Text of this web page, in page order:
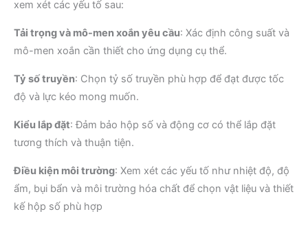
xem xét các yếu tố sau:
Tải trọng và mô-men xoắn yêu cầu: Xác định công suất và
mô-men xoắn cần thiết cho ứng dụng cụ thể.
Tỷ số truyền: Chọn tỷ số truyền phù hợp để đạt được tốc
độ và lực kéo mong muốn.
Kiểu lắp đặt:Đảm bảo hộp số và động cơ có thể lắp đặt
tương thích và thuận tiện.
Điều kiện môi trường: Xem xét các yếu tố như nhiệt độ, độ
ẩm, bụi bẩn và môi trường hóa chất để chọn vật liệu và thiết
kế hộp số phù hợp